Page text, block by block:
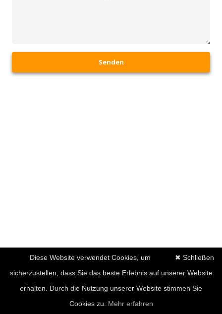
Senden
✖ Schließen
Diese Website verwendet Cookies, um
sicherzustellen, dass Sie das beste Erlebnis auf unserer Website
erhalten. Durch die Nutzung unserer Website stimmen Sie
Cookies zu. Mehr erfahren